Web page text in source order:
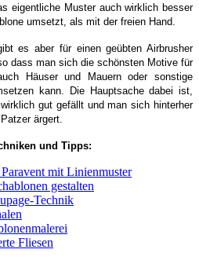
eigentliche Muster auch wirklich besser
umsetzt, als mit der freien Hand.
es aber für einen geübten Airbrusher
dass man sich die schönsten Motive für
Häuser und Mauern oder sonstige
kann. Die Hauptsache dabei ist,
gut gefällt und man sich hinterher
ärgert.
und Tipps:
mit Linienmuster
gestalten
Technik
Fliesen